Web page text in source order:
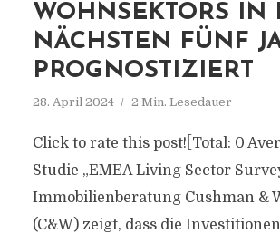
WOHNSEKTORS IN
NÄCHSTEN FÜNF
PROGNOSTIZIERT
28. April 2024 2 Min. Lesedauer
Click to rate this post![Total: 0
Studie „EMEA Living Sector
Immobilienberatung Cushman &
(C&W) zeigt, dass die